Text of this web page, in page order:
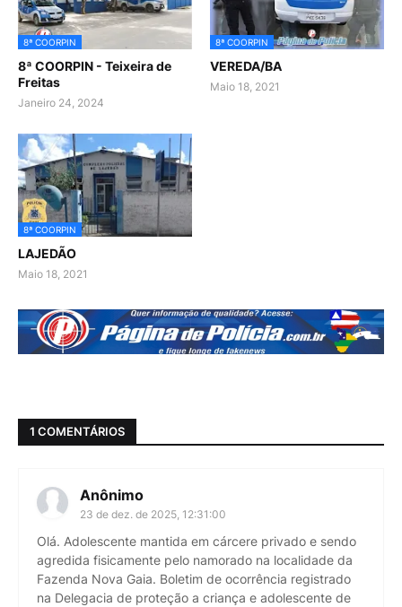
8ª COORPIN
8ª COORPIN - Teixeira de
Freitas
Janeiro 24, 2024
8ª COORPIN
VEREDA/BA
Maio 18, 2021
8ª COORPIN
LAJEDÃO
Maio 18, 2021
1 COMENTÁRIOS
Anônimo
23 de dez. de 2025, 12:31:00
Olá. Adolescente mantida em cárcere privado e sendo
agredida fisicamente pelo namorado na localidade da
Fazenda Nova Gaia. Boletim de ocorrência registrado
na Delegacia de proteção a criança e adolescente de